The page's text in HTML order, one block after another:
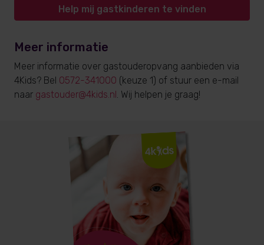
Help mij gastkinderen te vinden
Meer informatie
Meer informatie over gastouderopvang aanbieden via
4Kids? Bel 0572-341000 (keuze 1) of stuur een e-mail
naar gastouder@4kids.nl. Wij helpen je graag!